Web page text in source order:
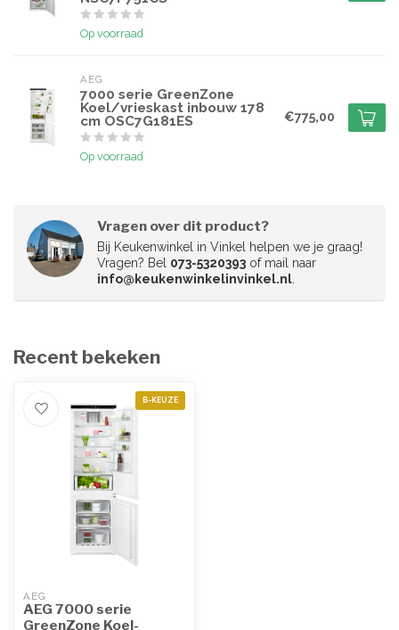
Op voorraad
AEG
7000 serie GreenZone
Koel/vrieskast inbouw 178
cm OSC7G181ES
Op voorraad
€775,00
Vragen over dit product?
Bij Keukenwinkel in Vinkel helpen we je graag!
Vragen? Bel 073-5320393 of mail naar
info@keukenwinkelinvinkel.nl.
Recent bekeken
B-KEUZE
AEG
AEG 7000 serie
GreenZone Koel-